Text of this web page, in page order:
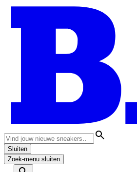
Sluiten
Zoek-menu sluiten